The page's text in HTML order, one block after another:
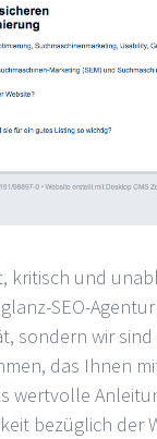
kritisch und
SEO-
sondern wir
das Ihnen
wertvolle
bezüglich der